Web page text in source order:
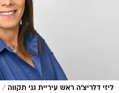
ליזי דלריצ'ה ראש עיריית גני תקווה /